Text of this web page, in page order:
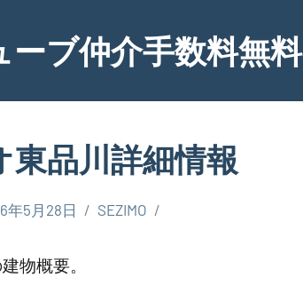
ーブ仲介手数料無料
東品川詳細情報
年5月28日 SEZIMO
物概要。